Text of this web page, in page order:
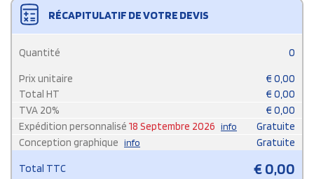
RÉCAPITULATIF DE VOTRE DEVIS
Quantité 0
Prix unitaire € 0,00
Total HT
€ 0,00
TVA 20% € 0,00
Expédition personnalisé 18 Septembre 2026 info
Gratuite
Conception graphique info Gratuite
Total TTC €0,00